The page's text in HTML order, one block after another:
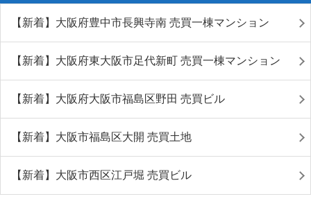
【新着】大阪府豊中市長興寺南 売買一棟マンション
【新着】大阪府東大阪市足代新町 売買一棟マンション
【新着】大阪府大阪市福島区野田 売買ビル
【新着】大阪市福島区大開 売買土地
【新着】大阪市西区江戸堀 売買ビル